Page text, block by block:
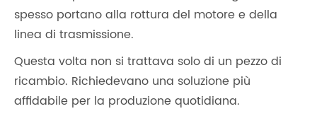
spesso portano alla rottura del motore e della
linea di trasmissione.
Questa volta non si trattava solo di un pezzo di
ricambio. Richiedevano una soluzione più
affidabile per la produzione quotidiana.